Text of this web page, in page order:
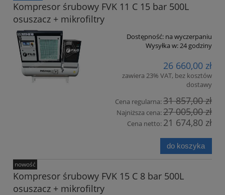
Kompresor śrubowy FVK 11 C 15 bar 500L
osuszacz + mikrofiltry
Dostępność: na wyczerpaniu
Wysyłka w:24 godziny
26 660,00 zł
zawiera 23% VAT, bez kosztów
dostawy
Cena regularna:31 857,00 zł
Najniższa cena:27 005,00 zł
Cena netto: 21 674,80 zł
do koszyka
Kompresor śrubowy FVK 15 C 8 bar 500L
osuszacz + mikrofiltry
nowość